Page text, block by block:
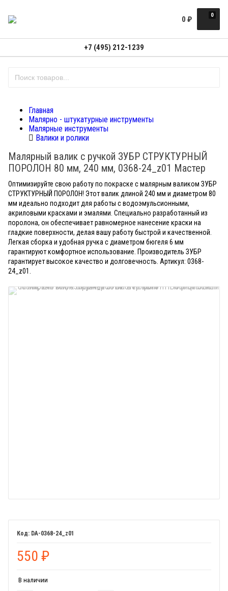
0
0 ₽
+7 (495) 212-1239
Главная
Малярно - штукатурные инструменты
Малярные инструменты
Валики и ролики
Малярный валик с ручкой ЗУБР СТРУКТУРНЫЙ
ПОРОЛОН 80 мм, 240 мм, 0368-24_z01 Мастер
Оптимизируйте свою работу по покраске с малярным валиком ЗУБР
СТРУКТУРНЫЙ ПОРОЛОН! Этот валик длиной 240 мм и диаметром 80
мм идеально подходит для работы с водоэмульсионными,
акриловыми красками и эмалями. Специально разработанный из
поролона, он обеспечивает равномерное нанесение краски на
гладкие поверхности, делая вашу работу быстрой и качественной.
Легкая сборка и удобная ручка с диаметром бюгеля 6 мм
гарантируют комфортное использование. Производитель ЗУБР
гарантирует высокое качество и долговечность. Артикул: 0368-
24_z01.
DA-0368-24_z01
550 ₽
В наличии